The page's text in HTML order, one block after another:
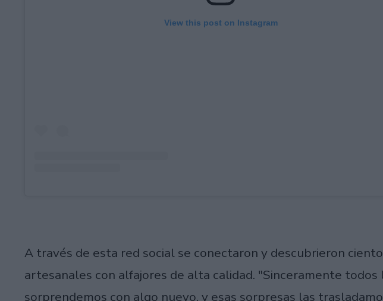
View this post on Instagram
A través de esta red social se conectaron y descubrieron
artesanales con alfajores de alta calidad. "Sinceramente todos
sorprendemos con algo nuevo, y esas sorpresas las